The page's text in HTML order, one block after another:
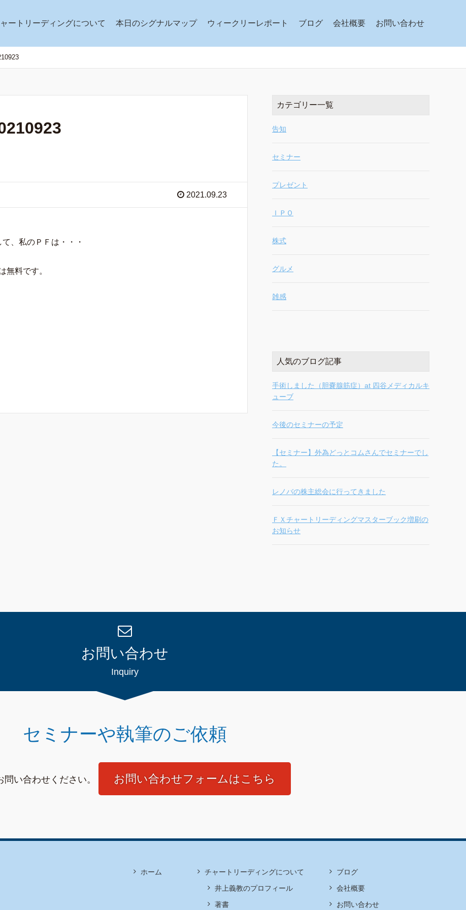
ートリーディングについて 本日のシグナルマップ ウィークリーレポート ブログ 会社概要 お問い合わせ
2021.09.23
、私のＰＦは・・・
無料です。
カテゴリー一覧
告知
セミナー
プレゼント
ＩＰＯ
株式
グルメ
雑感
人気のブログ記事
手術しました（胆嚢腺筋症）at 四谷メディカルキ
ューブ
今後のセミナーの予定
【セミナー】外為どっとコムさんでセミナーでし
た。
レノバの株主総会に行ってきました
ＦＸチャートリーディングマスターブック増刷の
お知らせ
お問い合わせ
Inquiry
セミナーや執筆のご依頼
問い合わせください。 お問い合わせフォームはこちら
ホーム
チャートリーディングについて
井上義教のプロフィール
著書
ブログ
会社概要
お問い合わせ